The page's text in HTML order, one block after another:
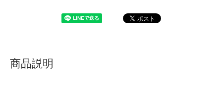
商品説明